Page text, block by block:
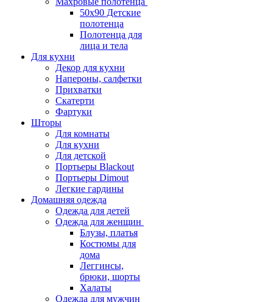
50х90 Детские
полотенца
Полотенца для
лица и тела
Для кухни
Декор для кухни
Напероны, салфетки
Прихватки
Скатерти
Фартуки
Шторы
Для комнаты
Для кухни
Для детской
Портьеры Blackout
Портьеры Dimout
Легкие гардины
Домашняя одежда
Одежда для детей
Одежда для женщин
Блузы, платья
Костюмы для
дома
Леггинсы,
брюки, шорты
Халаты
Одежда для мужчин